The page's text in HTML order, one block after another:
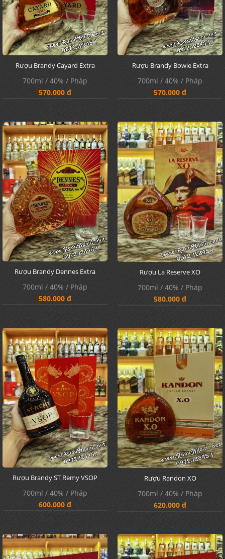
Rượu Brandy Cayard Extra
700ml / 40% / Pháp
570.000 đ
Rượu Brandy Bowie Extra
700ml / 40% / Pháp
570.000 đ
Rượu Brandy Dennes Extra
700ml / 40% / Pháp
580.000 đ
Rượu La Reserve XO
700ml / 40% / Pháp
580.000 đ
Rượu Brandy ST Remy VSOP
700ml / 40% / Pháp
600.000 đ
Rượu Randon XO
700ml / 40% / Pháp
620.000 đ